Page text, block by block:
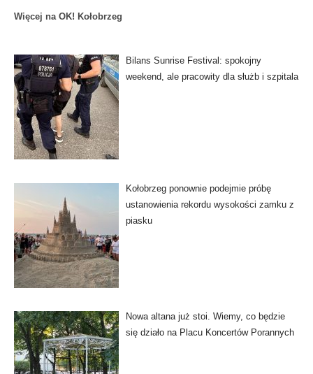
Więcej na OK! Kołobrzeg
Bilans Sunrise Festival: spokojny
weekend, ale pracowity dla służb i szpitala
Kołobrzeg ponownie podejmie próbę
ustanowienia rekordu wysokości zamku z
piasku
Nowa altana już stoi. Wiemy, co będzie
się działo na Placu Koncertów Porannych